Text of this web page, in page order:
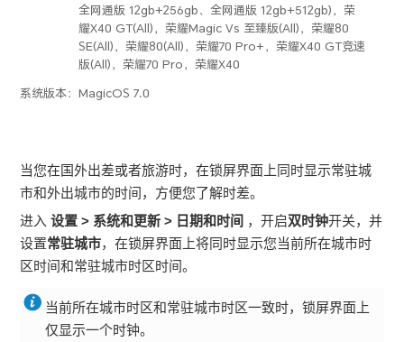
全网通版 12gb+256gb、全网通版 12gb+512gb)，荣
耀X40 GT(All)，荣耀Magic Vs 至臻版(All)，荣耀80
SE(All)，荣耀80(All)，荣耀70 Pro+，荣耀X40 GT竞速
版(All)，荣耀70 Pro，荣耀X40
系统版本：MagicOS 7.0
当您在国外出差或者旅游时，在锁屏界面上同时显示常驻城
市和外出城市的时间，方便您了解时差。
进入 设置 > 系统和更新 > 日期和时间 ，开启双时钟开关，并
设置常驻城市，在锁屏界面上将同时显示您当前所在城市时
区时间和常驻城市时区时间。
当前所在城市时区和常驻城市时区一致时，锁屏界面上
仅显示一个时钟。